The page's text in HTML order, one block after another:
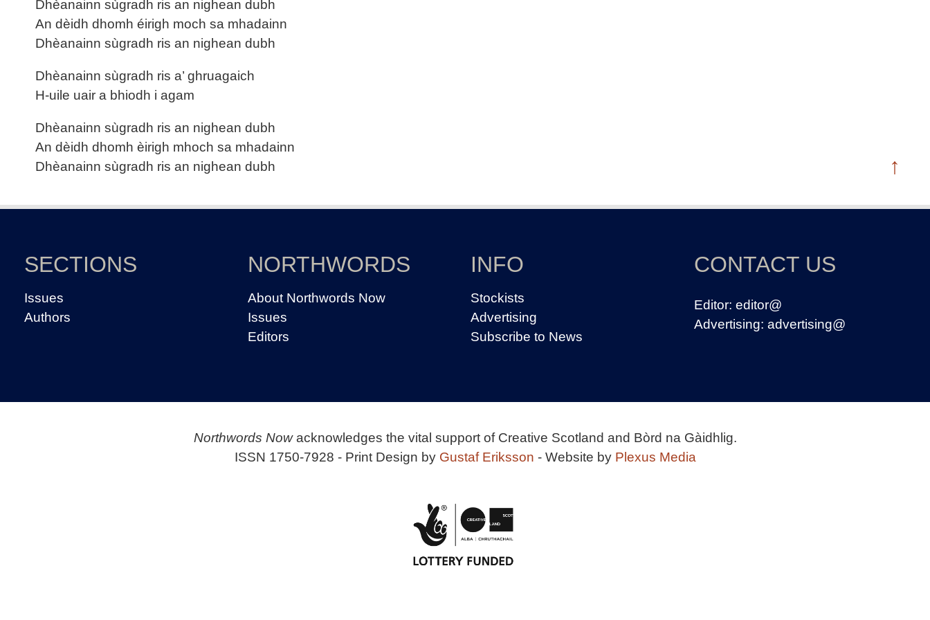
Dhèanainn sùgradh ris an nighean dubh
An dèidh dhomh éirigh moch sa mhadainn
Dhèanainn sùgradh ris an nighean dubh
Dhèanainn sùgradh ris a’ ghruagaich
H-uile uair a bhiodh i agam
Dhèanainn sùgradh ris an nighean dubh
An dèidh dhomh èirigh mhoch sa mhadainn
Dhèanainn sùgradh ris an nighean dubh
↑
SECTIONS
Issues
Authors
NORTHWORDS
About Northwords Now
Issues
Editors
INFO
Stockists
Advertising
Subscribe to News
CONTACT US
Editor: editor@
Advertising: advertising@
Northwords Nowacknowledges the vital support of Creative Scotland and Bòrd na Gàidhlig.
ISSN 1750-7928 - Print Design by Gustaf Eriksson - Website by Plexus Media